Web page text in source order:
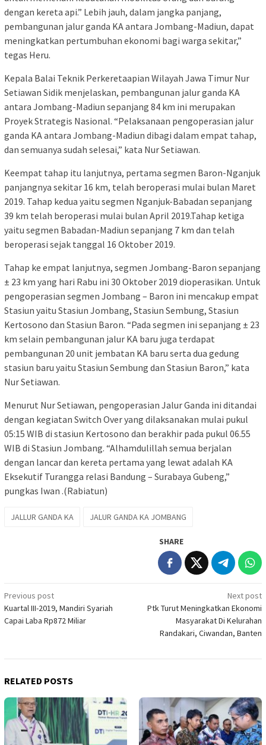
dengan kereta api.” Lebih jauh, dalam jangka panjang,
pembangunan jalur ganda KA antara Jombang-Madiun, dapat
meningkatkan pertumbuhan ekonomi bagi warga sekitar,”
tegas Heru.
Kepala Balai Teknik Perkeretaapian Wilayah Jawa Timur Nur
Setiawan Sidik menjelaskan, pembangunan jalur ganda KA
antara Jombang-Madiun sepanjang 84 km ini merupakan
Proyek Strategis Nasional. “Pelaksanaan pengoperasian jalur
ganda KA antara Jombang-Madiun dibagi dalam empat tahap,
dan semuanya sudah selesai,” kata Nur Setiawan.
Keempat tahap itu lanjutnya, pertama segmen Baron-Nganjuk
panjangnya sekitar 16 km, telah beroperasi mulai bulan Maret
2019. Tahap kedua yaitu segmen Nganjuk-Babadan sepanjang
39 km telah beroperasi mulai bulan April 2019.Tahap ketiga
yaitu segmen Babadan-Madiun sepanjang 7 km dan telah
beroperasi sejak tanggal 16 Oktober 2019.
Tahap ke empat lanjutnya, segmen Jombang-Baron sepanjang
± 23 km yang hari Rabu ini 30 Oktober 2019 dioperasikan. Untuk
pengoperasian segmen Jombang – Baron ini mencakup empat
Stasiun yaitu Stasiun Jombang, Stasiun Sembung, Stasiun
Kertosono dan Stasiun Baron. “Pada segmen ini sepanjang ± 23
km selain pembangunan jalur KA baru juga terdapat
pembangunan 20 unit jembatan KA baru serta dua gedung
stasiun baru yaitu Stasiun Sembung dan Stasiun Baron,” kata
Nur Setiawan.
Menurut Nur Setiawan, pengoperasian Jalur Ganda ini ditandai
dengan kegiatan Switch Over yang dilaksanakan mulai pukul
05:15 WIB di stasiun Kertosono dan berakhir pada pukul 06.55
WIB di Stasiun Jombang. “Alhamdulillah semua berjalan
dengan lancar dan kereta pertama yang lewat adalah KA
Eksekutif Turangga relasi Bandung – Surabaya Gubeng,”
pungkas Iwan .(Rabiatun)
JALLUR GANDA KA JALUR GANDA KA JOMBANG
SHARE
Post
navigation
Previous post
Kuartal III-2019, Mandiri Syariah
Capai Laba Rp872 Miliar
Next post
Ptk Turut Meningkatkan Ekonomi
Masyarakat Di Kelurahan
Randakari, Ciwandan, Banten
RELATED POSTS